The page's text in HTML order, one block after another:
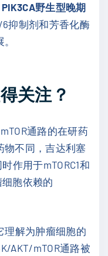
野生型晚期
抑制剂和芳香化酶
关注？
通路的在研药
物不同，吉达利塞
作用于mTORC1和
细胞依赖的
理解为肿瘤细胞的
AKT/mTOR通路被